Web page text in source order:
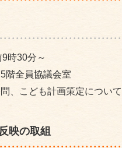
時30分～
階全員協議会室
、こども計画策定について
映の取組